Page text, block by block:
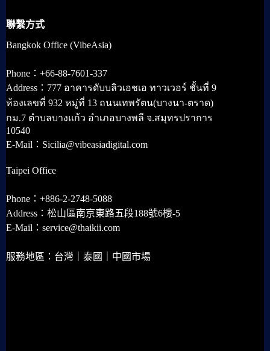
聯繫方式
Bangkok Office (VibeAsia)
Phone：+66-88-7601-337
Address：777 อาคารดับบลิวเอชเอ ทาวเวอร์ ชั้นที่ 9
ห้องเลขที่ 932 หมู่ที่ 13 ถนนเทพรัตน(บางนา-ตราด)
กม.7 ตำบลบางแก้ว อำเภอบางพลี จ.สมุทรปราการ
10540
E-Mail：Sicilia@vibeasiadigital.com
Taipei Office
Phone：+886-2-2748-5088
Address：松山區南京東路五段188號6樓-5
E-Mail：service@thaikii.com
服務地區：台灣｜泰國｜中國市場